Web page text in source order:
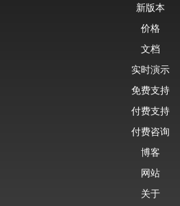
新版本
价格
文档
实时演示
免费支持
付费支持
付费咨询
博客
网站
关于